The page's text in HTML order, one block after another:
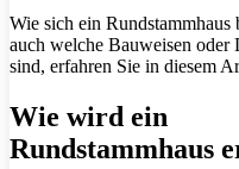
Wie sich ein Rundstammhaus
auch welche Bauweisen oder
sind, erfahren Sie in diesem
Wie wird ein
Rundstammhaus